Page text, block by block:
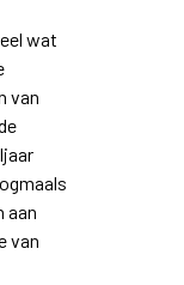
wat
van
aan
van